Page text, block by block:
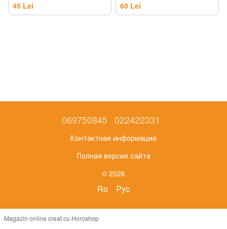
45 Lei 60 Lei
069750845 022422331
Контактная информация
Полная версия сайта
© 2026
Ro Рус
Magazin online creat cu Horoshop